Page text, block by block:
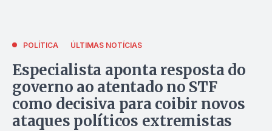
POLÍTICA ÚLTIMAS NOTÍCIAS
Especialista aponta resposta do
governo ao atentado no STF
como decisiva para coibir novos
ataques políticos extremistas